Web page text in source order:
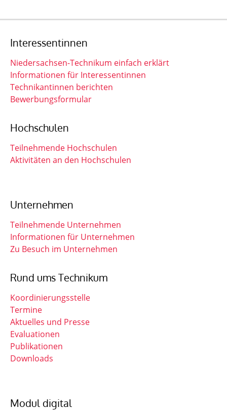
Interessentinnen
Niedersachsen-Technikum einfach erklärt
Informationen für Interessentinnen
Technikantinnen berichten
Bewerbungsformular
Hochschulen
Teilnehmende Hochschulen
Aktivitäten an den Hochschulen
Unternehmen
Teilnehmende Unternehmen
Informationen für Unternehmen
Zu Besuch im Unternehmen
Rund ums Technikum
Koordinierungsstelle
Termine
Aktuelles und Presse
Evaluationen
Publikationen
Downloads
Modul digital